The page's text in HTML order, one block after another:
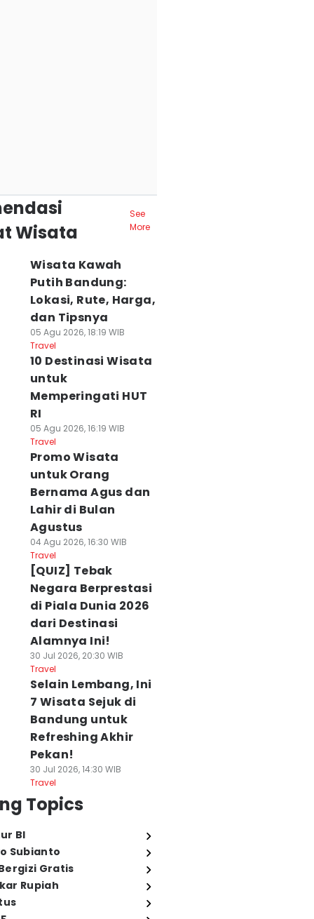
Wisata
See
More
Wisata Kawah
Putih Bandung:
Lokasi, Rute, Harga,
dan Tipsnya
05 Agu 2026, 18:19 WIB
Travel
10 Destinasi Wisata
untuk
Memperingati HUT
RI
05 Agu 2026, 16:19 WIB
Travel
Promo Wisata
untuk Orang
Bernama Agus dan
Lahir di Bulan
Agustus
04 Agu 2026, 16:30 WIB
Travel
[QUIZ] Tebak
Negara Berprestasi
di Piala Dunia 2026
dari Destinasi
Alamnya Ini!
30 Jul 2026, 20:30 WIB
Travel
Selain Lembang, Ini
7 Wisata Sejuk di
Bandung untuk
Refreshing Akhir
Pekan!
30 Jul 2026, 14:30 WIB
Travel
Topics
BI
Subianto
Gratis
Rupiah